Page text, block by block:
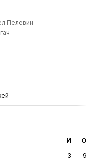
Пелевин
И О
3
9